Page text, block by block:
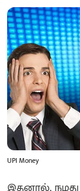
UPI Money